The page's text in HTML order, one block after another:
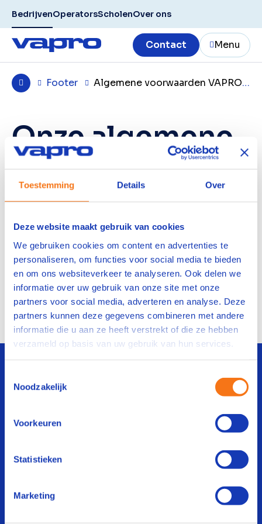
Toestemming Details Over
Deze website maakt gebruik van cookies
We gebruiken cookies om content en advertenties te
personaliseren, om functies voor social media te bieden
en om ons websiteverkeer te analyseren. Ook delen we
informatie over uw gebruik van onze site met onze
partners voor social media, adverteren en analyse. Deze
partners kunnen deze gegevens combineren met andere
informatie die u aan ze heeft verstrekt of die ze hebben
verzameld op basis van uw gebruik van hun services.
Noodzakelijk
Voorkeuren
Statistieken
Marketing
BedrijvenOperatorsScholenOver ons
Contact Menu
Onze algemene
voorwaarden
VAPRO BV
Hieronder kun je de Algemene Voorwaarden
van VAPRO BV als pdf-bestand downloaden.
Deze Algemene Voorwaarden zijn van
toepassing op alle overeenkomsten van VAPRO
BV.
Algemene voorwaarden VAPRO BV
Footer Algemene voorwaarden VAPRO BV
Benieuwd hoe we jouw
doorontwikkelen?
Neem contact op
Doe de bedrijfsscan